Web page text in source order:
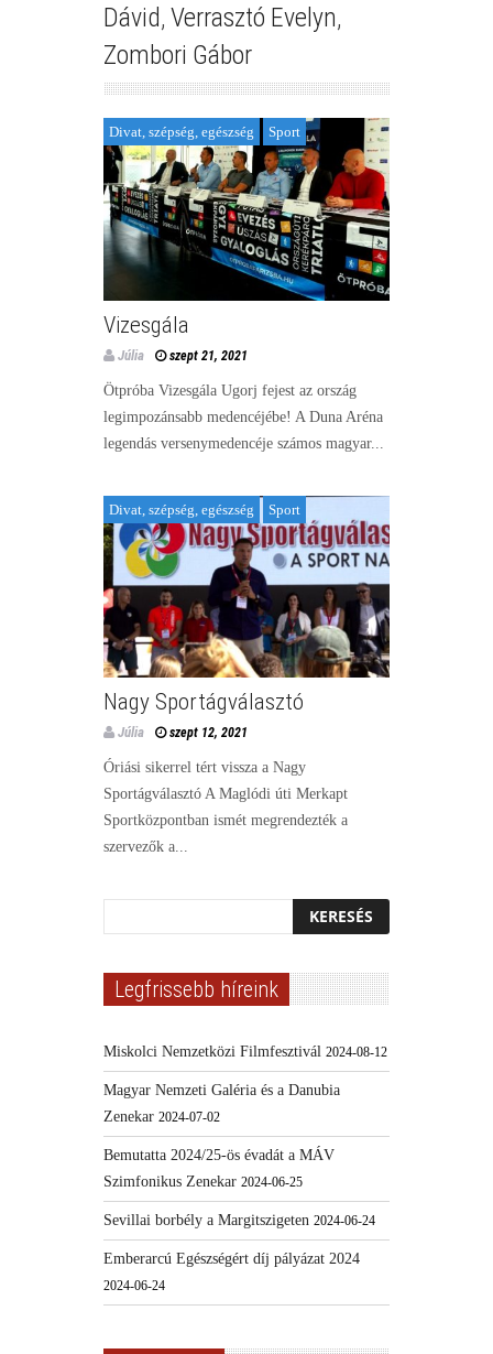
Dávid, Verrasztó Evelyn,
Zombori Gábor
Divat, szépség, egészség Sport
Vizesgála
Júlia szept 21, 2021
Ötpróba Vizesgála Ugorj fejest az ország
legimpozánsabb medencéjébe! A Duna Aréna
legendás versenymedencéje számos magyar...
Divat, szépség, egészség Sport
Nagy Sportágválasztó
Júlia szept 12, 2021
Óriási sikerrel tért vissza a Nagy
Sportágválasztó A Maglódi úti Merkapt
Sportközpontban ismét megrendezték a
szervezők a...
Legfrissebb híreink
Miskolci Nemzetközi Filmfesztivál 2024-08-12
Magyar Nemzeti Galéria és a Danubia
Zenekar 2024-07-02
Bemutatta 2024/25-ös évadát a MÁV
Szimfonikus Zenekar 2024-06-25
Sevillai borbély a Margitszigeten 2024-06-24
Emberarcú Egészségért díj pályázat 2024
2024-06-24